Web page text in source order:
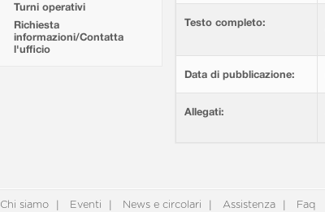
Turni operativi
Richiesta
informazioni/Contatta
l'ufficio
Testo completo:
Data di pubblicazione:
Allegati:
Chi siamo Eventi News e circolari Assistenza Faq